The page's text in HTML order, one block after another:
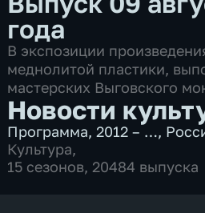
года
В экспозиции
меднолитой пластики,
мастерских Выговского
Новости
Программа,2012 – …,
Культура,
15 сезонов, 20484 выпуска